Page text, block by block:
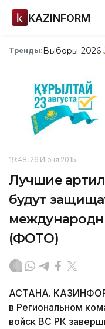
KAZINFORM
Тренды:Выборы-2026
19:48, 26 Июня 2015
Лучшие
будут
(ФОТО)
АСТАНА.
в Региональном
войск ВС РК